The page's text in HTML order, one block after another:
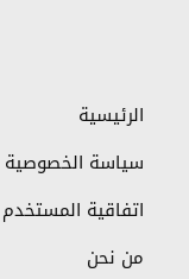
الرئيسية
سياسة الخصوصية
اتفاقية المستخدم
من نحن